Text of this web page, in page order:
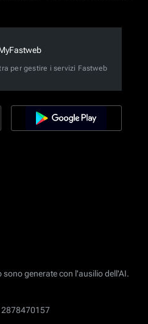
per gestire i servizi Fastweb
sono generate con l'ausilio dell'AI.